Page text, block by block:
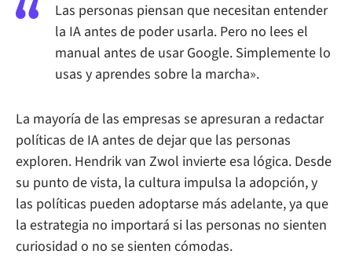
Las personas piensan que necesitan entender
la IA antes de poder usarla. Pero no lees el
manual antes de usar Google. Simplemente lo
usas y aprendes sobre la marcha».
La mayoría de las empresas se apresuran a redactar
políticas de IA antes de dejar que las personas
exploren. Hendrik van Zwol invierte esa lógica. Desde
su punto de vista, la cultura impulsa la adopción, y
las políticas pueden adoptarse más adelante, ya que
la estrategia no importará si las personas no sienten
curiosidad o no se sienten cómodas.